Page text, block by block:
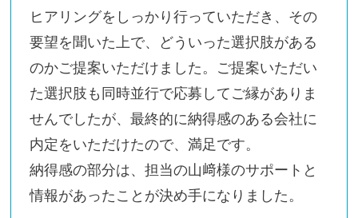
ヒアリングをしっかり行っていただき、その
要望を聞いた上で、どういった選択肢がある
のかご提案いただけました。ご提案いただい
た選択肢も同時並行で応募してご縁がありま
せんでしたが、最終的に納得感のある会社に
内定をいただけたので、満足です。
納得感の部分は、担当の山﨑様のサポートと
情報があったことが決め手になりました。